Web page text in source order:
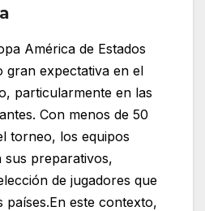
América de Estados
gran expectativa en el
particularmente en las
Con menos de 50
torneo, los equipos
sus preparativos,
de jugadores que
países.En este contexto,